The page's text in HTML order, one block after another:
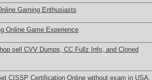
Gaming Enthusiasts
Online Game Experience
sell CVV Dumps, CC Fullz Info, and Cloned
CISSP Certification Online without exam in USA,